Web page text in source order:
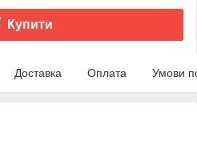
Купити
Доставка Оплата Умови